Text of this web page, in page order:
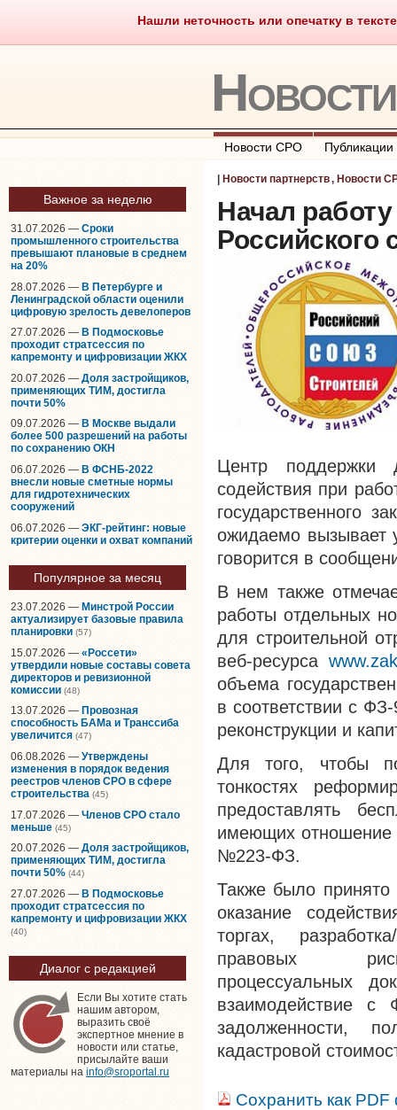
Нашли неточность или опечатку в
Саморегулирование Что
Новости СРО Публикации
Важное за неделю
31.07.2026 — Сроки
промышленного строительства
превышают плановые в среднем
на 20%
28.07.2026 — В Петербурге и
Ленинградской области оценили
цифровую зрелость девелоперов
27.07.2026 — В Подмосковье
проходит стратсессия по
капремонту и цифровизации ЖКХ
20.07.2026 — Доля застройщиков,
применяющих ТИМ, достигла
почти 50%
09.07.2026 — В Москве выдали
более 500 разрешений на работы
по сохранению ОКН
06.07.2026 — В ФСНБ-2022
внесли новые сметные нормы
для гидротехнических
сооружений
06.07.2026 — ЭКГ-рейтинг: новые
критерии оценки и охват компаний
Популярное за месяц
23.07.2026 — Минстрой России
актуализирует базовые правила
планировки (57)
15.07.2026 — «Россети»
утвердили новые составы совета
директоров и ревизионной
комиссии (48)
13.07.2026 — Провозная
способность БАМа и Транссиба
увеличится (47)
06.08.2026 — Утверждены
изменения в порядок ведения
реестров членов СРО в сфере
строительства (45)
17.07.2026 — Членов СРО стало
меньше (45)
20.07.2026 — Доля застройщиков,
применяющих ТИМ, достигла
почти 50% (44)
27.07.2026 — В Подмосковье
проходит стратсессия по
капремонту и цифровизации ЖКХ
(40)
Диалог с редакцией
Если Вы хотите стать
нашим автором,
выразить своё
экспертное мнение в
новости или статье,
присылайте ваши
материалы на info@sroportal.ru
Новости партнерств, Новости
Начал
Российского
Центр поддержки
содействия при
государственного
ожидаемо вызывает
говорится в
В нем также
работы отдельных
для строительной
веб-ресурса
объема
в соответствии с
реконструкции и
Для того, чтобы
тонкостях
предоставлять
имеющих
№223-ФЗ.
Также было
оказание
торгах,
правовых
процессуальных
взаимодействие с
задолженности,
кадастровой
Сохранить как